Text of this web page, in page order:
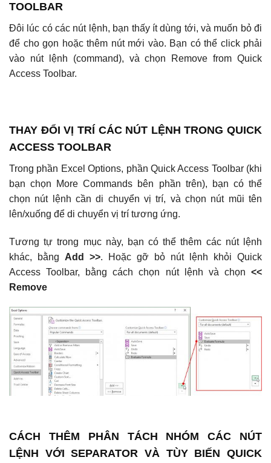
TOOLBAR
Đôi lúc có các nút lệnh, bạn thấy ít dùng tới, và muốn bỏ đi
để cho gọn hoặc thêm nút mới vào. Bạn có thể click phải
vào nút lệnh (command), và chọn Remove from Quick
Access Toolbar.
THAY ĐỔI VỊ TRÍ CÁC NÚT LỆNH TRONG QUICK
ACCESS TOOLBAR
Trong phần Excel Options, phần Quick Access Toolbar (khi
bạn chọn More Commands bên phần trên), bạn có thể
chọn nút lệnh cần di chuyển vị trí, và chọn nút mũi tên
lên/xuống để di chuyển vị trí tương ứng.
Tương tự trong mục này, bạn có thể thêm các nút lệnh
khác, bằng Add >>. Hoặc gỡ bỏ nút lệnh khỏi Quick
Access Toolbar, bằng cách chọn nút lệnh và chọn <<
Remove
CÁCH THÊM PHÂN TÁCH NHÓM CÁC NÚT
LỆNH VỚI SEPARATOR VÀ TÙY BIẾN QUICK